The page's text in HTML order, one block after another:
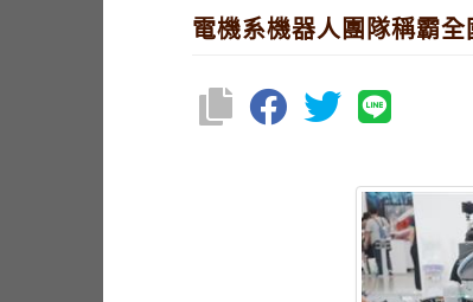
電機系機器人團隊稱霸